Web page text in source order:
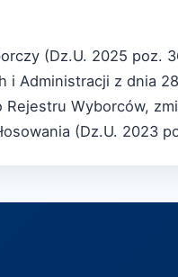
(Dz.U. 2025 poz.
i Administracji z dnia
Wyborców,
(Dz.U. 2023